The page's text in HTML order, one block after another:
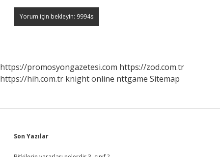
https://promosyongazetesi.com https://zod.com.tr
https://hih.com.tr knight online nttgame Sitemap
Sidebar
Son Yazılar